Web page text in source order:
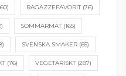
RAGAZZEFAVORIT(76)
SOMMARMAT(165)
SVENSKA SMAKER(65)
(76) VEGETARISKT(287)